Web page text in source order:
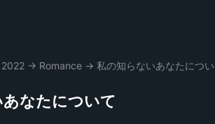
2022 → Romance → 私の知らないあなたについ
なたについて